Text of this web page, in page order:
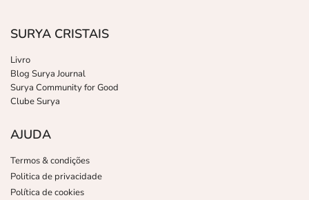
SURYA CRISTAIS
Livro
Blog Surya Journal
Surya Community for Good
Clube Surya
AJUDA
Termos & condições
Politica de privacidade
Política de cookies